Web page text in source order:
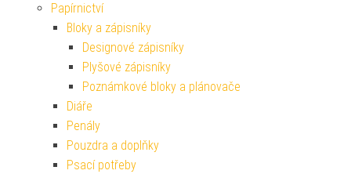
Papírnictví
Bloky a zápisníky
Designové zápisníky
Plyšové zápisníky
Poznámkové bloky a plánovače
Diáře
Penály
Pouzdra a doplňky
Psací potřeby